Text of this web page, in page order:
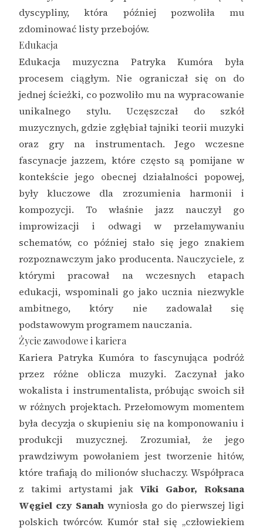
dyscypliny, która później pozwoliła mu
zdominować listy przebojów.
Edukacja
Edukacja muzyczna Patryka Kumóra była
procesem ciągłym. Nie ograniczał się on do
jednej ścieżki, co pozwoliło mu na wypracowanie
unikalnego stylu. Uczęszczał do szkół
muzycznych, gdzie zgłębiał tajniki teorii muzyki
oraz gry na instrumentach. Jego wczesne
fascynacje jazzem, które często są pomijane w
kontekście jego obecnej działalności popowej,
były kluczowe dla zrozumienia harmonii i
kompozycji. To właśnie jazz nauczył go
improwizacji i odwagi w przełamywaniu
schematów, co później stało się jego znakiem
rozpoznawczym jako producenta. Nauczyciele, z
którymi pracował na wczesnych etapach
edukacji, wspominali go jako ucznia niezwykle
ambitnego, który nie zadowalał się
podstawowym programem nauczania.
Życie zawodowe i kariera
Kariera Patryka Kumóra to fascynująca podróż
przez różne oblicza muzyki. Zaczynał jako
wokalista i instrumentalista, próbując swoich sił
w różnych projektach. Przełomowym momentem
była decyzja o skupieniu się na komponowaniu i
produkcji muzycznej. Zrozumiał, że jego
prawdziwym powołaniem jest tworzenie hitów,
które trafiają do milionów słuchaczy. Współpraca
z takimi artystami jak Viki Gabor, Roksana
Węgiel czy Sanah wyniosła go do pierwszej ligi
polskich twórców. Kumór stał się „człowiekiem